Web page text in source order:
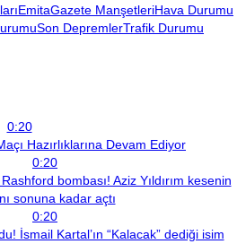
EmitaGazete ManşetleriHava Durumu
Son DepremlerTrafik Durumu
0:20
Hazırlıklarına Devam Ediyor
0:20
bombası! Aziz Yıldırım kesenin
sonuna kadar açtı
0:20
İsmail Kartal’ın “Kalacak” dediği isim